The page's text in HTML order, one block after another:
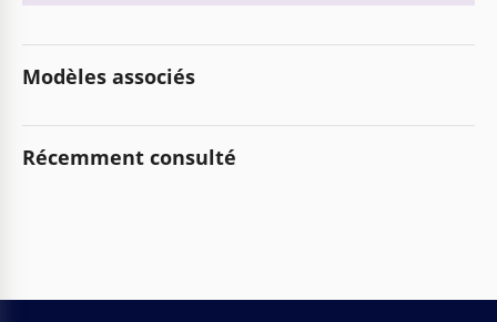
Modèles associés
Récemment consulté